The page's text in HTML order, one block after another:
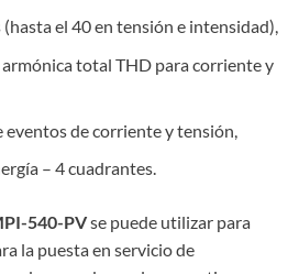
el 40 en tensión e intensidad),
total THD para corriente y
eventos de corriente y tensión,
– 4 cuadrantes.
540-PVse puede utilizar para
la puesta en servicio de